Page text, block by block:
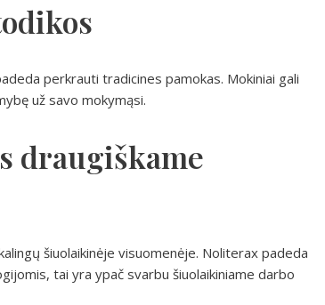
perkrauti tradicines pamokas. Mokiniai gali
už savo mokymąsi.
draugiškame
šiuolaikinėje visuomenėje. Noliterax padeda
tai yra ypač svarbu šiuolaikiniame darbo